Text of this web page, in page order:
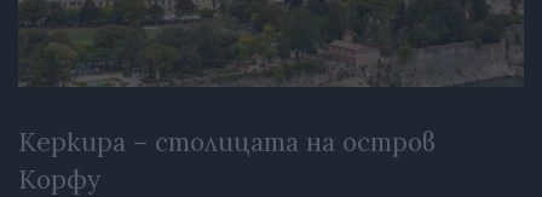
Керкира – столицата на остров
Корфу